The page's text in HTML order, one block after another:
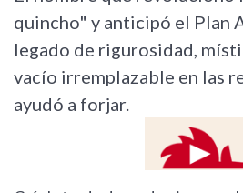
quincho" y anticipó el Plan
legado de rigurosidad,
vacío irremplazable en las
ayudó a forjar.